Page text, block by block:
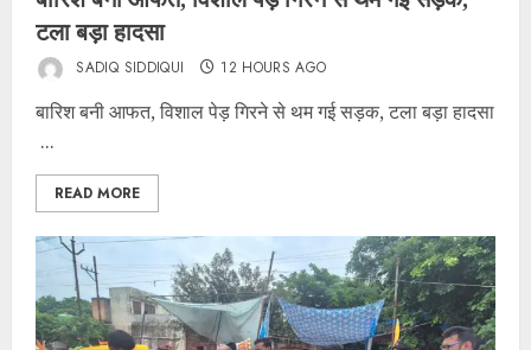
टला बड़ा हादसा
SADIQ SIDDIQUI 12 HOURS AGO
बारिश बनी आफत, विशाल पेड़ गिरने से थम गई सड़क, टला बड़ा हादसा
...
READ MORE